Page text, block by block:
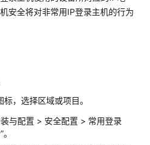
安全将对非常用IP登录主机的行为
标，选择区域或项目。
与配置 > 安全配置 > 常用登录
。